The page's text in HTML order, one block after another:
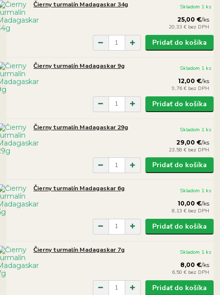
Čierny turmalín Madagaskar 34g
25,00 €/ks
20,33 € bez DPH
Skladom 1 ks
Pridať do košíka
Čierny turmalín Madagaskar 9g
12,00 €/ks
9,76 € bez DPH
Skladom 1 ks
Pridať do košíka
Čierny turmalín Madagaskar 29g
29,00 €/ks
23,58 € bez DPH
Skladom 1 ks
Pridať do košíka
Čierny turmalín Madagaskar 6g
10,00 €/ks
8,13 € bez DPH
Skladom 1 ks
Pridať do košíka
Čierny turmalín Madagaskar 7g
8,00 €/ks
6,50 € bez DPH
Skladom 1 ks
Pridať do košíka